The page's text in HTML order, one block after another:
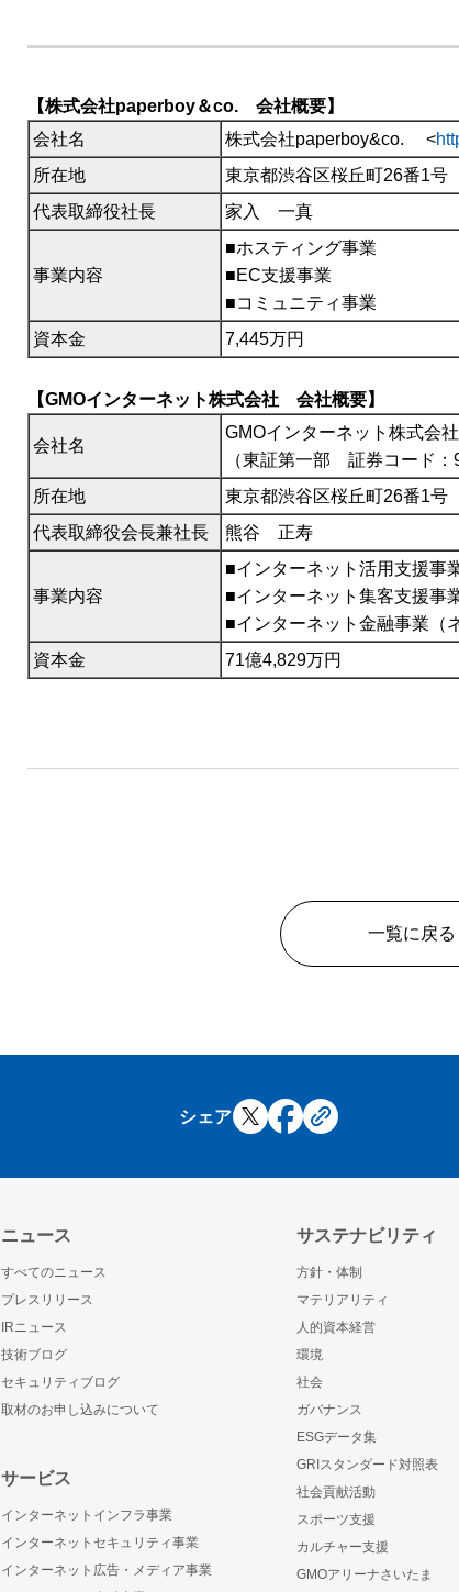
【株式会社paperboy＆co. 会社概要】
会社名
株式会社paperboy&co. <
所在地
東京都渋谷区桜丘町26番1
代表取締役社長
家入 一真
事業内容
■ホスティング事業
■EC支援事業
■コミュニティ事業
資本金
7,445万円
【GMOインターネット株式会社 会社概要】
会社名
GMOインターネット株式会
（東証第一部 証券コード：
所在地
東京都渋谷区桜丘町26番1
代表取締役会長兼社長
熊谷 正寿
事業内容
■インターネット活用支援事
■インターネット集客支援事
■インターネット金融事業（
資本金
71億4,829万円
一覧に戻る
シェア
ニュース
すべてのニュース
プレスリリース
IRニュース
技術ブログ
セキュリティブログ
取材のお申し込みについて
サービス
インターネットインフラ事業
インターネットセキュリティ事業
インターネット広告・メディア事業
サステナビリティ
方針・体制
マテリアリティ
人的資本経営
環境
社会
ガバナンス
ESGデータ集
GRIスタンダード対照表
社会貢献活動
スポーツ支援
カルチャー支援
GMOアリーナさいたま